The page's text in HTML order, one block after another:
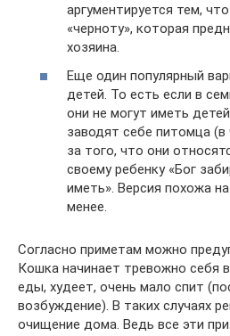
аргументируется тем,
«черноту», которая
хозяина.
Еще один популярный
детей. То есть если в
они не могут иметь
заводят себе питомца
за того, что они
своему ребенку «Бог
иметь». Версия похожа
менее.
Согласно приметам можно
Кошка начинает тревожно себя
еды, худеет, очень мало спит
возбуждение). В таких случаях
очищение дома. Ведь все эти